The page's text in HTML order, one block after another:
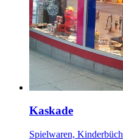
Kaskade
Spielwaren,